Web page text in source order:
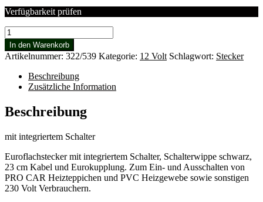
Verfügbarkeit prüfen
Euroflachstecker
Menge
In den Warenkorb
Artikelnummer: 322/539 Kategorie: 12 Volt Schlagwort: Stecker
Beschreibung
Zusätzliche Information
Beschreibung
mit integriertem Schalter
Euroflachstecker mit integriertem Schalter, Schalterwippe schwarz,
23 cm Kabel und Eurokupplung. Zum Ein- und Ausschalten von
PRO CAR Heizteppichen und PVC Heizgewebe sowie sonstigen
230 Volt Verbrauchern.